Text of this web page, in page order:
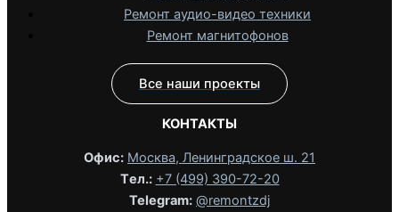
Ремонт аудио-видео техники
Ремонт магнитофонов
Все наши проекты
КОНТАКТЫ
Офис: Москва, Ленинградское ш. 21
Tел.: +7 (499) 390-72-20
Telegram: @remontzdj‬